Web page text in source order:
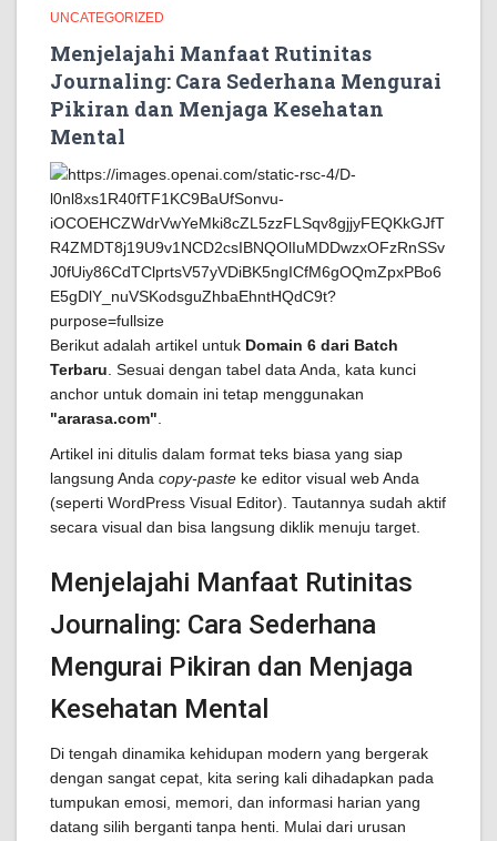
UNCATEGORIZED
Menjelajahi Manfaat Rutinitas
Journaling: Cara Sederhana Mengurai
Pikiran dan Menjaga Kesehatan
Mental
Berikut adalah artikel untuk Domain 6 dari Batch
Terbaru . Sesuai dengan tabel data Anda, kata kunci
anchor untuk domain ini tetap menggunakan
"ararasa.com"
Artikel ini ditulis dalam format teks biasa yang siap
langsung Anda copy-paste ke editor visual web Anda
(seperti WordPress Visual Editor). Tautannya sudah aktif
secara visual dan bisa langsung diklik menuju target.
Menjelajahi Manfaat Rutinitas
Journaling: Cara Sederhana
Mengurai Pikiran dan Menjaga
Kesehatan Mental
Di tengah dinamika kehidupan modern yang bergerak
dengan sangat cepat, kita sering kali dihadapkan pada
tumpukan emosi, memori, dan informasi harian yang
datang silih berganti tanpa henti. Mulai dari urusan